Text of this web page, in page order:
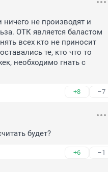
не производят и
ОТК является баластом
всех кто не приносит
те, кто что то
необходимо гнать с
+8 –7
будет?
+6 –1